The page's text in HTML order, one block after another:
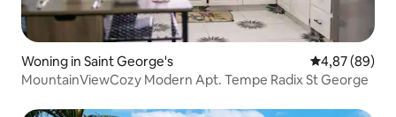
Woning in Saint George's Gemiddelde
4,87 (89)
MountainViewCozy Modern Apt. Tempe Radix St George